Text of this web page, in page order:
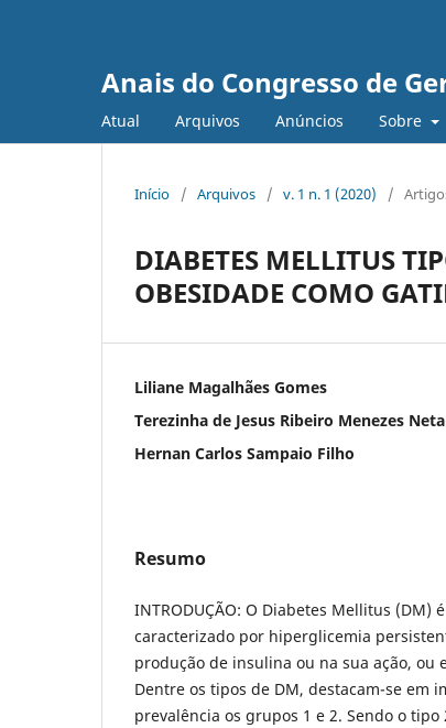
Anais do Congresso de
Atual Arquivos Anúncios Sobre
Início / Arquivos / v. 1 n. 1 (2020) /
DIABETES MELLITUS
OBESIDADE COMO
Liliane Magalhães Gomes
Terezinha de Jesus Ribeiro Menezes Neta
Hernan Carlos Sampaio Filho
Resumo
INTRODUÇÃO: O Diabetes Mellitus
caracterizado por hiperglicemia
produção de insulina ou na sua ação, ou
Dentre os tipos de DM, destacam-se em
prevalência os grupos 1 e 2. Sendo o